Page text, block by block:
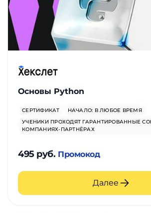
Основы Python
СЕРТИФИКАТ
НАЧАЛО: В ЛЮБОЕ ВРЕМЯ
УЧЕНИКИ ПРОХОДЯТ ГАРАНТИРОВАННЫЕ
КОМПАНИЯХ-ПАРТНЁРАХ
495 руб. Промокод
Далее